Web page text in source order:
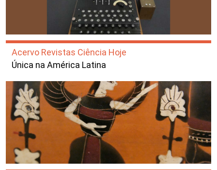
Acervo Revistas Ciência Hoje
Única na América Latina